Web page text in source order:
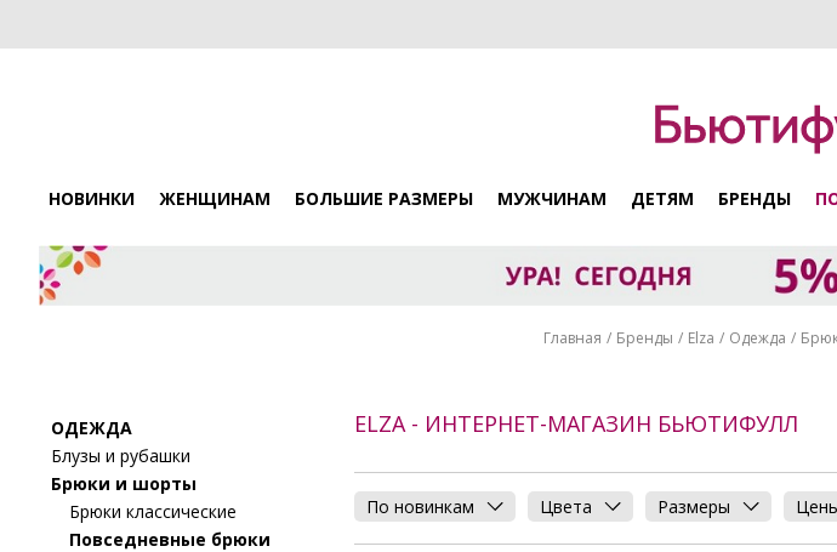
НОВИНКИ ЖЕНЩИНАМ БОЛЬШИЕ РАЗМЕРЫ МУЖЧИНАМ ДЕТЯМ БРЕНДЫ
Главная Бренды Elza Одежда
ОДЕЖДА
Блузы и рубашки
Брюки и шорты
Брюки классические
Повседневные брюки
ELZA - ИНТЕРНЕТ-МАГАЗИН БЬЮТИФУЛЛ
По новинкам Цвета Размеры